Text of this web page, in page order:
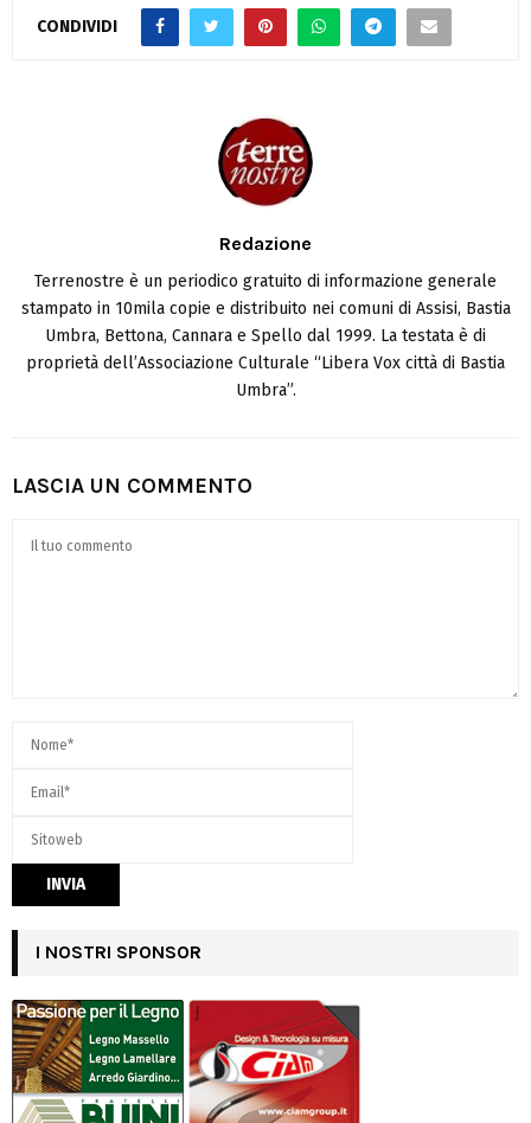
CONDIVIDI
Redazione
Terrenostre è un periodico gratuito di informazione generale
stampato in 10mila copie e distribuito nei comuni di Assisi, Bastia
Umbra, Bettona, Cannara e Spello dal 1999. La testata è di
proprietà dell’Associazione Culturale “Libera Vox città di Bastia
Umbra”.
LASCIA UN COMMENTO
I NOSTRI SPONSOR